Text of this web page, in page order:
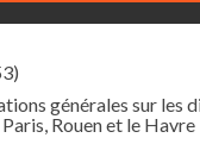
générales sur les
Rouen et le Havre